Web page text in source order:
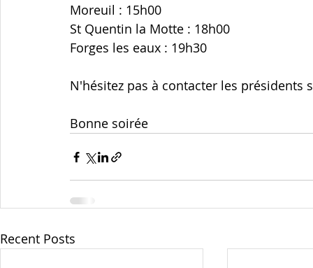
Moreuil : 15h00
St Quentin la Motte : 18h00
Forges les eaux : 19h30
N'hésitez pas à contacter les présidents
Bonne soirée
Recent Posts